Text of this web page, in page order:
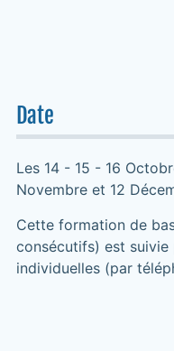
Date
Les 14 - 15 - 16
Novembre et 12
Cette formation de
consécutifs) est
individuelles (par